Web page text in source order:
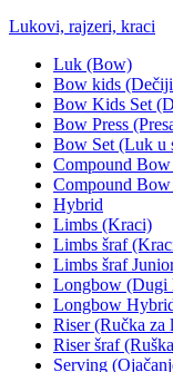
Lukovi, rajzeri, kraci
Luk (Bow)
Bow kids
Bow Kids Set
Bow Press
Bow Set (Luk u
Compound
Compound
Hybrid
Limbs (Kraci)
Limbs šraf
Limbs šraf
Longbow (Dugi
Longbow
Riser (Ručka za
Riser šraf
Serving